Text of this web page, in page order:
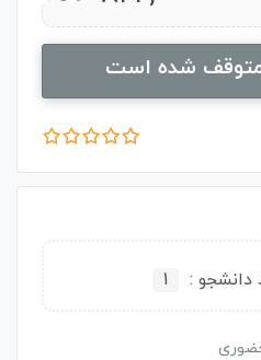
متوقف شده است
دانشجو : 1